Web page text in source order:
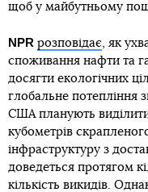
щоб у майбутньому
NPR розповідає, як
споживання нафти та
досягти екологічних
глобальне потепління
США планують
кубометрів
інфраструктуру з
доведеться протягом
кількість викидів.